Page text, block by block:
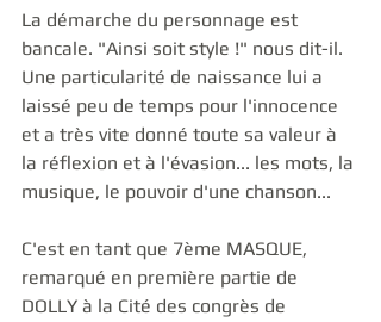
La démarche du personnage est
bancale. "Ainsi soit style !" nous dit-il.
Une particularité de naissance lui a
laissé peu de temps pour l'innocence
et a très vite donné toute sa valeur à
la réflexion et à l'évasion... les mots, la
musique, le pouvoir d'une chanson...
C'est en tant que 7ème MASQUE,
remarqué en première partie de
DOLLY à la Cité des congrès de